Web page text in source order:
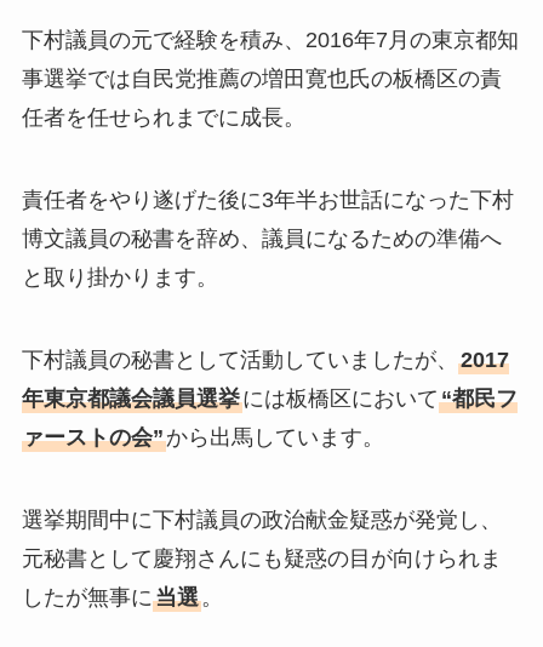
下村議員の元で経験を積み、2016年7月の東京都知
事選挙では自民党推薦の増田寛也氏の板橋区の責
任者を任せられまでに成長。
責任者をやり遂げた後に3年半お世話になった下村
博文議員の秘書を辞め、議員になるための準備へ
と取り掛かります。
下村議員の秘書として活動していましたが、 2017
年東京都議会議員選挙には板橋区において“都民フ
ァーストの会”から出馬しています。
選挙期間中に下村議員の政治献金疑惑が発覚し、
元秘書として慶翔さんにも疑惑の目が向けられま
したが無事に当選。